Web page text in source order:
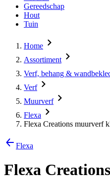
Gereedschap
Hout
Tuin
Home
Assortiment
Verf, behang &
Verf
Muurverf
Flexa
Flexa Creations muurverf
Flexa
Flexa